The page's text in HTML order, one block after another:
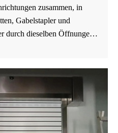
zusammen, in
Gabelstapler und
durch dieselben Öffnungen
meist aus kleinen,
Tür, die offen steht,
eine undichte Dichtung an
automatische Tür, die sich
tatsächlich erfordert. Für